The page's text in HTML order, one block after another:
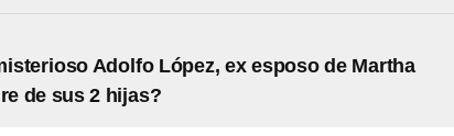
Adolfo López, ex esposo de Martha
de sus 2 hijas?